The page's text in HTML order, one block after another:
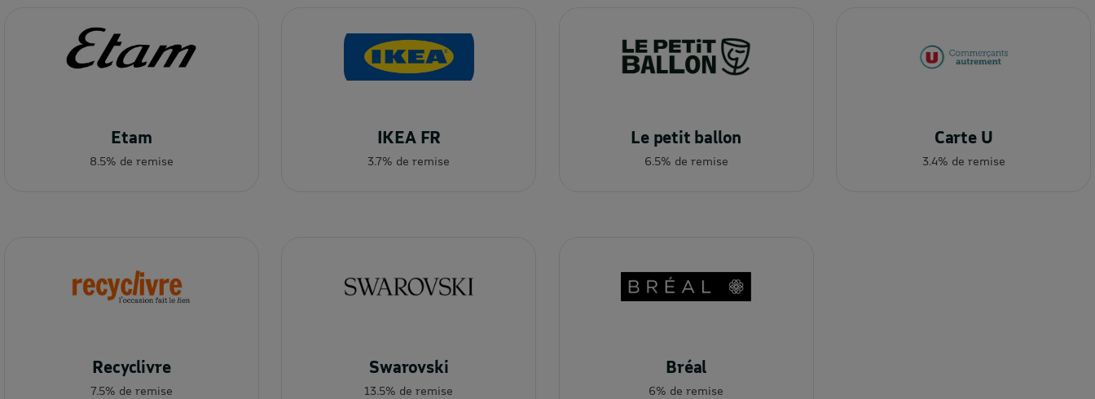
Etam
8.5% de remise
IKEA FR
3.7% de remise
Le petit ballon
6.5% de remise
Carte U
3.4% de remise
Recyclivre
7.5% de remise
Swarovski
13.5% de remise
Bréal
6% de remise